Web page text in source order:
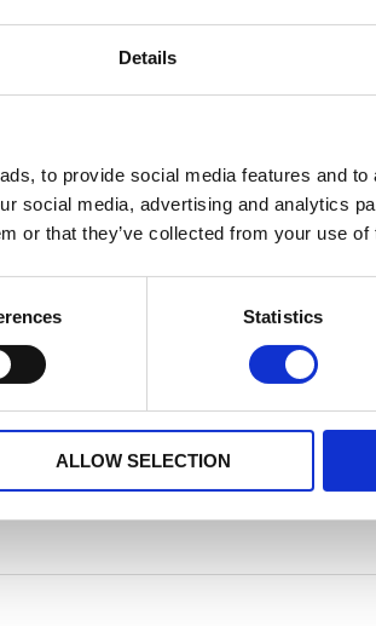
Details
to provide social media features and
social media, advertising and analytics
or that they’ve collected from your use
Statistics
ALLOW SELECTION
Vérifiez vos capacités de